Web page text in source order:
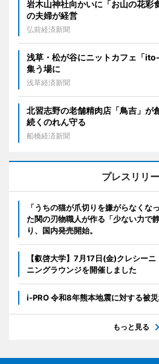
岩木山神社向かいに「お山の花
の夫婦が経営
弘前経済新聞
浅草・松が谷にニットカフェ「
集う場に
浅草経済新聞
北習志野の老舗精肉店「鳥吉」
続くのれん守る
船橋経済新聞
プレスリリ
「うちの猫が爪切りを嫌がらなくな
た関の刃物職人が作る「少ない力で
り、国内発売開始。
【叡啓大学】7月17日(金)クレシー
ニングラウンジを開催しました
i-PRO 令和8年熊本地震に対する被
もっと見る